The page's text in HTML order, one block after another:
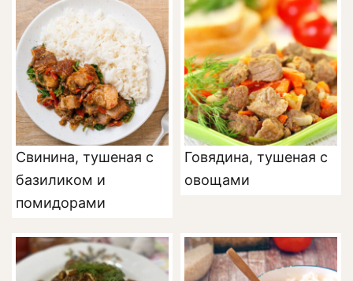
Свинина, тушеная с
базиликом и
помидорами
Говядина, тушеная с
овощами